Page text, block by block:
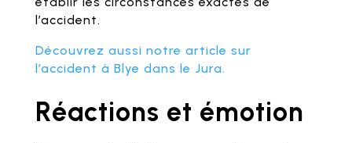
l’accident.
Découvrez aussi notre article sur
l’accident à Blye dans le Jura.
Réactions et émotion